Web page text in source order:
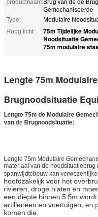
productnaam:Brug van de de
Gemechaniseerde
Type:
Modulaire
Hoog licht:
75m Tijdelijke
Noodsituatie
75m modulaire
Lengte 75m
Brugnoodsituatie
Lengte 75m de Modulaire
van de Brugnoodsituatie:
Lengte 75m Modulaire
materiaal van de
spanwijdtebouw kan
hoofdzakelijk voor het
rivieren, droge hiaten en
een diepte binnen 5.5m
artillerieën en voertuigen, en
komen die.